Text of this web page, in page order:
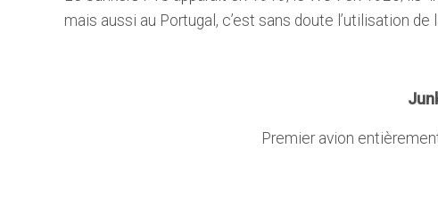
mais aussi au Portugal, c’est sans doute l’utilisation
Premier avion